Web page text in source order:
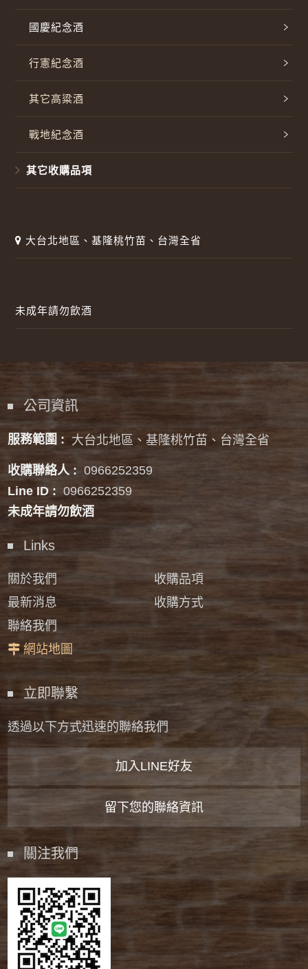
國慶紀念酒
行憲紀念酒
其它高粱酒
戰地紀念酒
其它收購品項
大台北地區、基隆桃竹苗、台灣全省
未成年請勿飲酒
公司資訊
服務範圍 : 大台北地區、基隆桃竹苗、台灣全省
收購聯絡人 : 0966252359
Line ID : 0966252359
未成年請勿飲酒
Links
關於我們
收購品項
最新消息
收購方式
聯絡我們
網站地圖
立即聯繫
透過以下方式迅速的聯絡我們
加入LINE好友
留下您的聯絡資訊
關注我們